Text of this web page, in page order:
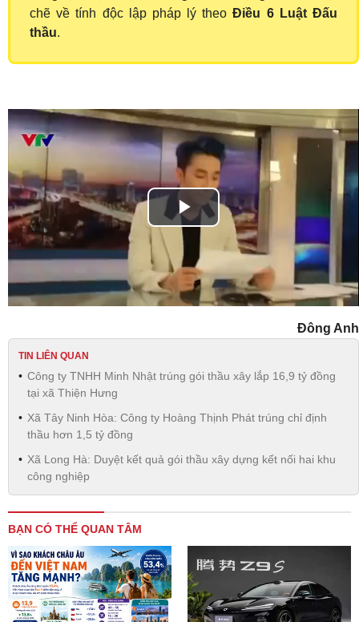
chẽ về tính độc lập pháp lý theoĐiều 6 Luật Đấu
thầu.
Play
Video
Đông Anh
TIN LIÊN QUAN
Công ty TNHH Minh Nhật trúng gói thầu xây lắp 16,9 tỷ đồng
tại xã Thiện Hưng
Xã Tây Ninh Hòa: Công ty Hoàng Thịnh Phát trúng chỉ định
thầu hơn 1,5 tỷ đồng
Xã Long Hà: Duyệt kết quả gói thầu xây dựng kết nối hai khu
công nghiệp
BẠN CÓ THỂ QUAN TÂM